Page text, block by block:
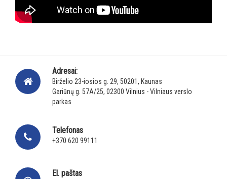
Adresai:
Birželio 23-iosios g. 29, 50201, Kaunas
Gariūnų g. 57A/25, 02300 Vilnius - Vilniaus verslo
parkas
Telefonas
+370 620 99111
El. paštas